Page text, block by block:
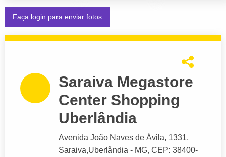
Faça login para enviar fotos
Saraiva Megastore
Center Shopping
Uberlândia
Avenida João Naves de Ávila, 1331,
Saraiva,Uberlândia - MG, CEP: 38400-